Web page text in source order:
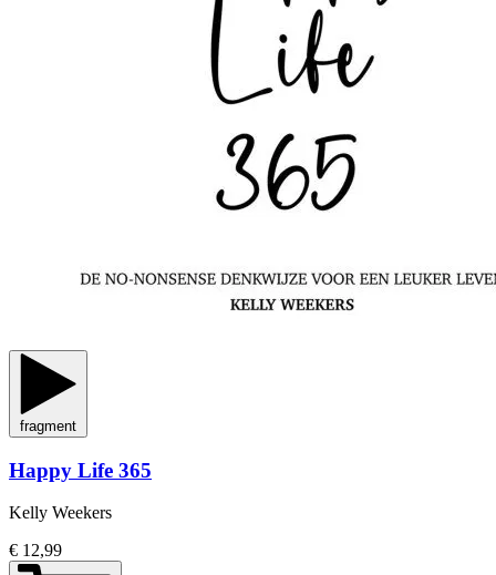
fragment
Happy Life 365
Kelly Weekers
€ 12,99